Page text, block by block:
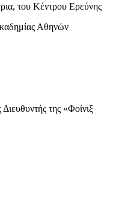
του Κέντρου Ερεύνης
Αθηνών
της «Φοίνιξ